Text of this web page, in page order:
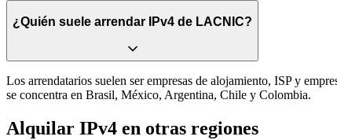
¿Quién suele arrendar IPv4 de LACNIC?
Los arrendatarios suelen ser empresas de alojamiento, ISP y
se concentra en Brasil, México, Argentina, Chile y Colombia.
Alquilar IPv4 en otras regiones